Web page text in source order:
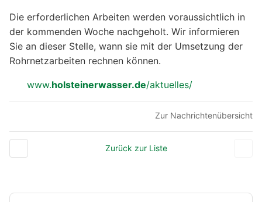
Die erforderlichen Arbeiten werden voraussichtlich in
der kommenden Woche nachgeholt. Wir informieren
Sie an dieser Stelle, wann sie mit der Umsetzung der
Rohrnetzarbeiten rechnen können.
www.holsteinerwasser.de/aktuelles/
Zur Nachrichtenübersicht
Zurück zur Liste